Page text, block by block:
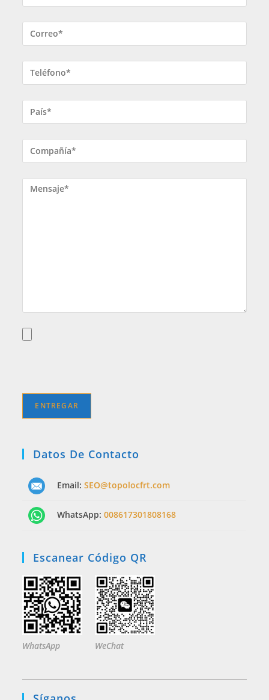
Datos De Contacto
Email:SEO@topolocfrt.com
WhatsApp:008617301808168
Escanear Código QR
WhatsApp WeChat